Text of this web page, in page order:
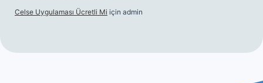
Celse Uygulaması Ücretli Mi için admin